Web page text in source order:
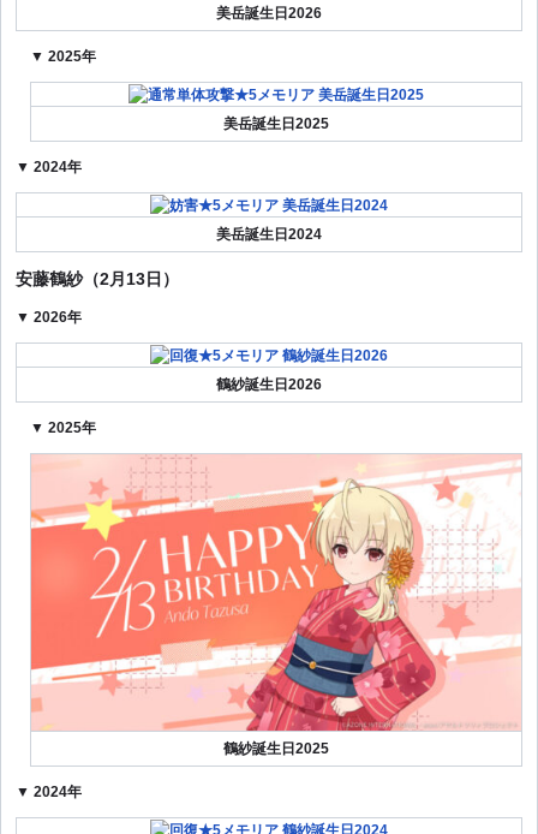
美岳誕生日2026
▼ 2025年
美岳誕生日2025
▼ 2024年
美岳誕生日2024
安藤鶴紗（2月13日）
▼ 2026年
鶴紗誕生日2026
▼ 2025年
鶴紗誕生日2025
▼ 2024年